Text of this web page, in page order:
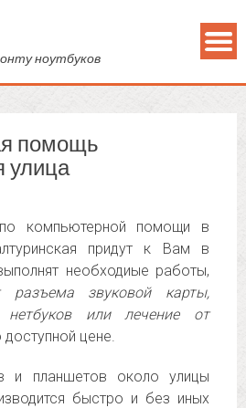
ноутбуков
помощь
улица
компьютерной помощи в
придут к Вам в
необходиые работы,
разъема звуковой карты,
нетбуков или лечение от
цене.
и планшетов около улицы
быстро и без иных